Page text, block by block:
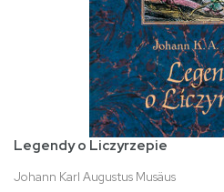
Legendy o Liczyrzepie
Johann Karl Augustus Musäus